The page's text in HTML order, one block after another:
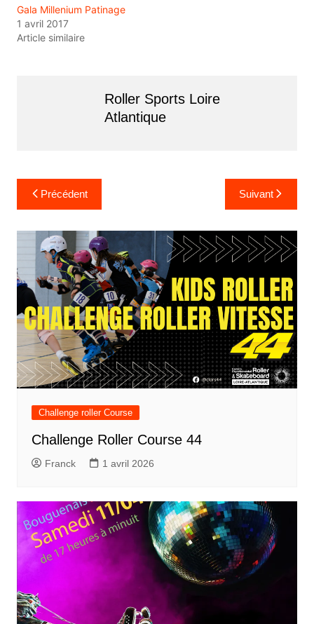
Gala Millenium Patinage
1 avril 2017
Article similaire
Roller Sports Loire
Atlantique
Navigation
de
l’article
Précédent Suivant
Challenge roller Course
Challenge Roller Course 44
Franck 1 avril 2026